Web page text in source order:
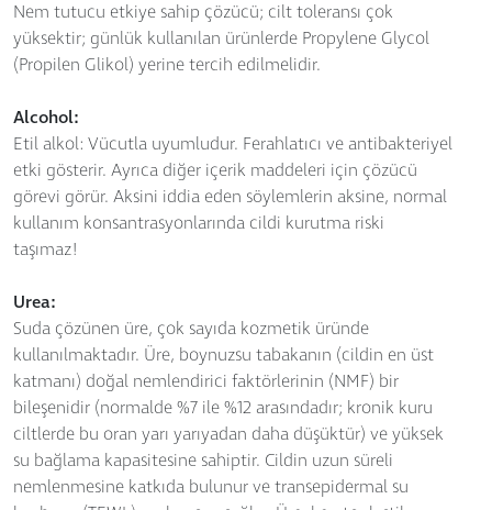
Nem tutucu etkiye sahip çözücü; cilt toleransı çok
yüksektir; günlük kullanılan ürünlerde Propylene Glycol
(Propilen Glikol) yerine tercih edilmelidir.
Alcohol:
Etil alkol: Vücutla uyumludur. Ferahlatıcı ve antibakteriyel
etki gösterir. Ayrıca diğer içerik maddeleri için çözücü
görevi görür. Aksini iddia eden söylemlerin aksine, normal
kullanım konsantrasyonlarında cildi kurutma riski
taşımaz!
Urea:
Suda çözünen üre, çok sayıda kozmetik üründe
kullanılmaktadır. Üre, boynuzsu tabakanın (cildin en üst
katmanı) doğal nemlendirici faktörlerinin (NMF) bir
bileşenidir (normalde %7 ile %12 arasındadır; kronik kuru
ciltlerde bu oran yarı yarıyadan daha düşüktür) ve yüksek
su bağlama kapasitesine sahiptir. Cildin uzun süreli
nemlenmesine katkıda bulunur ve transepidermal su